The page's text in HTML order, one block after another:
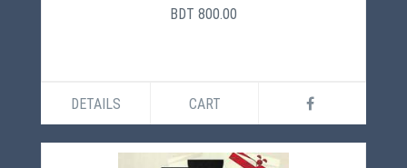
BDT 800.00
DETAILS CART